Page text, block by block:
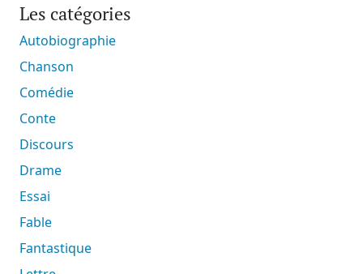
Les catégories
Autobiographie
Chanson
Comédie
Conte
Discours
Drame
Essai
Fable
Fantastique